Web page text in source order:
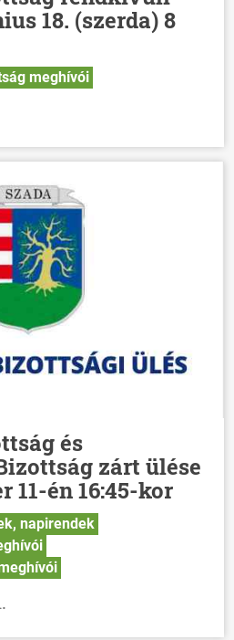
18. (szerda) 8
meghívói
és
zárt ülése
11-én 16:45-kor
napirendek